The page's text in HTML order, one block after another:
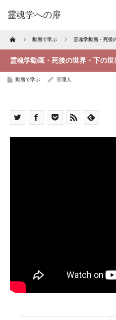
霊魂学への扉
Home 動画で学ぶ 霊魂学動画・死後
霊魂学動画・死後の世界・下の世
動画で学ぶ 管理人